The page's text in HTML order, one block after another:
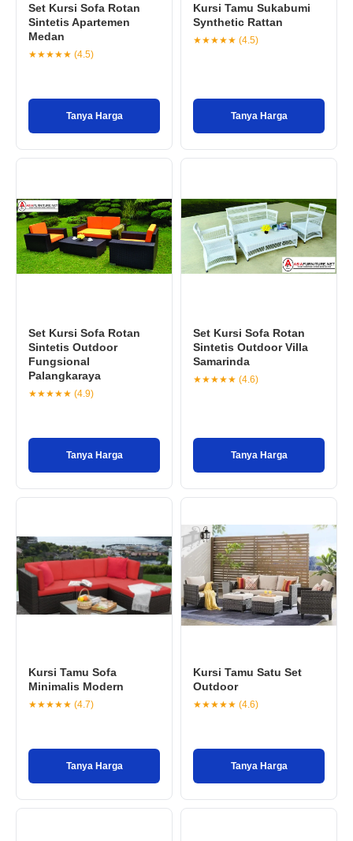
Set Kursi Sofa Rotan
Sintetis Apartemen
Medan
★★★★★ (4.5)
Tanya Harga
Kursi Tamu Sukabumi
Synthetic Rattan
★★★★★ (4.5)
Tanya Harga
Set Kursi Sofa Rotan
Sintetis Outdoor
Fungsional
Palangkaraya
★★★★★ (4.9)
Tanya Harga
Set Kursi Sofa Rotan
Sintetis Outdoor Villa
Samarinda
★★★★★ (4.6)
Tanya Harga
Kursi Tamu Sofa
Minimalis Modern
★★★★★ (4.7)
Tanya Harga
Kursi Tamu Satu Set
Outdoor
★★★★★ (4.6)
Tanya Harga